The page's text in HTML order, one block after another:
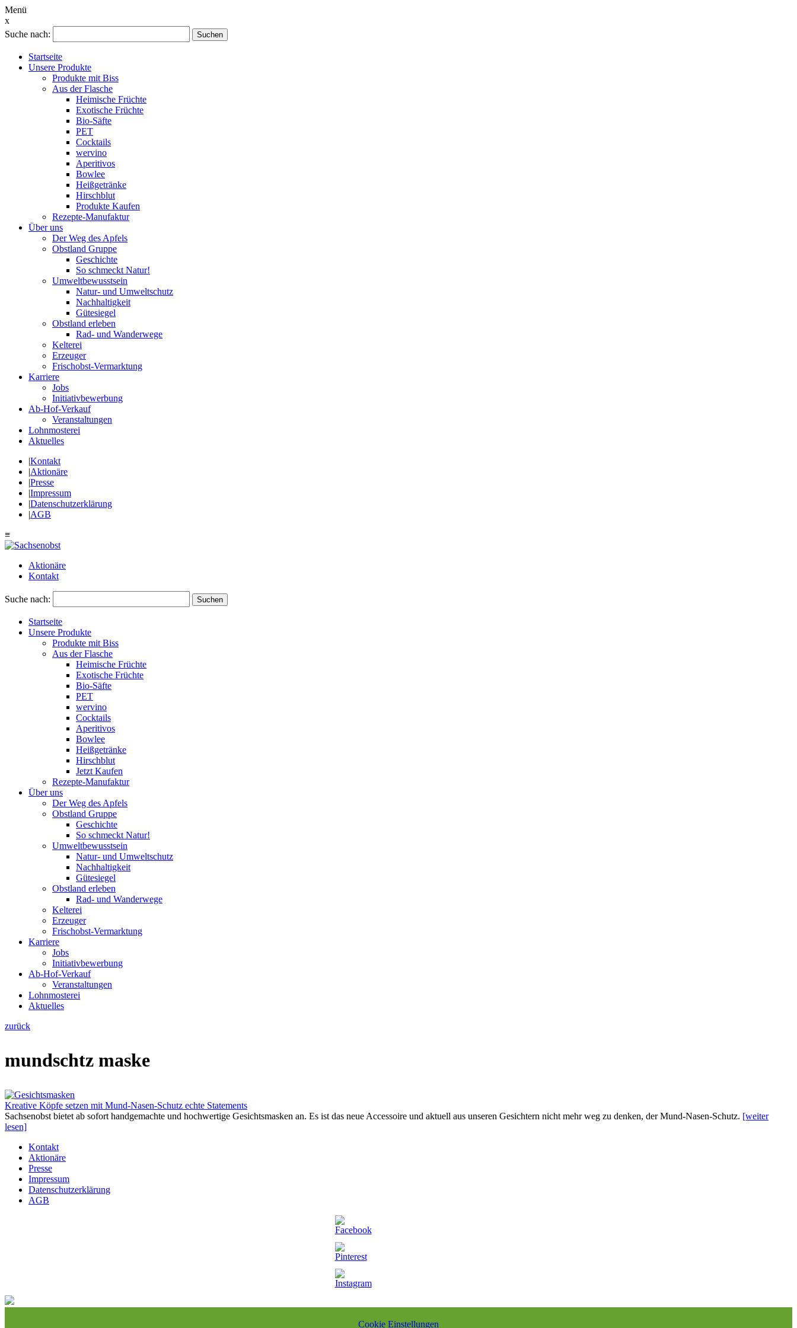
Menü
x
Suche nach:
Suchen
Startseite
Unsere Produkte
Produkte mit Biss
Aus der Flasche
Heimische Früchte
Exotische Früchte
Bio-Säfte
PET
Cocktails
wervino
Aperitivos
Bowlee
Heißgetränke
Hirschblut
Produkte Kaufen
Rezepte-Manufaktur
Über uns
Der Weg des Apfels
Obstland Gruppe
Geschichte
So schmeckt Natur!
Umweltbewusstsein
Natur- und Umweltschutz
Nachhaltigkeit
Gütesiegel
Obstland erleben
Rad- und Wanderwege
Kelterei
Erzeuger
Frischobst-Vermarktung
Karriere
Jobs
Initiativbewerbung
Ab-Hof-Verkauf
Veranstaltungen
Lohnmosterei
Aktuelles
|Kontakt
|Aktionäre
|Presse
|Impressum
|Datenschutzerklärung
|AGB
≡
Aktionäre
Kontakt
Suche nach: Suchen
Startseite
Unsere Produkte
Produkte mit Biss
Aus der Flasche
Heimische Früchte
Exotische Früchte
Bio-Säfte
PET
wervino
Cocktails
Aperitivos
Bowlee
Heißgetränke
Hirschblut
Jetzt Kaufen
Rezepte-Manufaktur
Über uns
Der Weg des Apfels
Obstland Gruppe
Geschichte
So schmeckt Natur!
Umweltbewusstsein
Natur- und Umweltschutz
Nachhaltigkeit
Gütesiegel
Obstland erleben
Rad- und Wanderwege
Kelterei
Erzeuger
Frischobst-Vermarktung
Karriere
Jobs
Initiativbewerbung
Ab-Hof-Verkauf
Veranstaltungen
Lohnmosterei
Aktuelles
zurück
mundschtz maske
Kreative Köpfe setzen mit Mund-Nasen-Schutz echte Statements
Sachsenobst bietet ab sofort handgemachte und hochwertige Gesichtsmasken an. Es ist das neue Accessoire und aktuell aus unseren Gesichtern nicht mehr weg zu denken, der Mund-Nasen-Schutz. [weiter
lesen]
Kontakt
Aktionäre
Presse
Impressum
Datenschutzerklärung
AGB
Cookie Einstellungen